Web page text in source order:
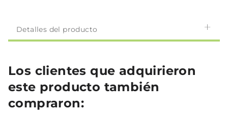
Detalles del producto
Los clientes que adquirieron
este producto también
compraron: